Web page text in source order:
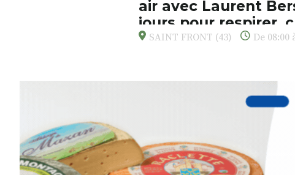
air avec Laurent
jours pour respirer,
s’émerveiller
paysages de Haute-Loire ?
vous
,
niveaux, dans un cadre naturel
inspirantautour de Saint-Front ,
minutes du Puy-en-Velay.
SAINT FRONT (43) De 08:00